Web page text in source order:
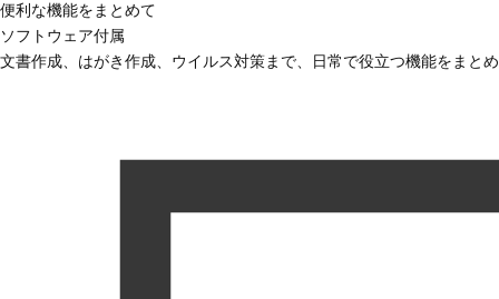
便利な機能をまとめて
ソフトウェア付属
文書作成、はがき作成、ウイルス対策まで、日常で役立つ機能をまと